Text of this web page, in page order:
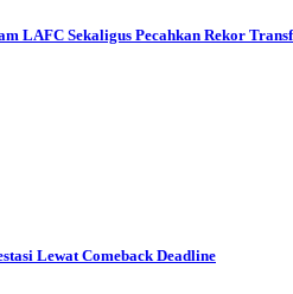
LAFC Sekaligus Pecahkan Rekor
Lewat Comeback Deadline